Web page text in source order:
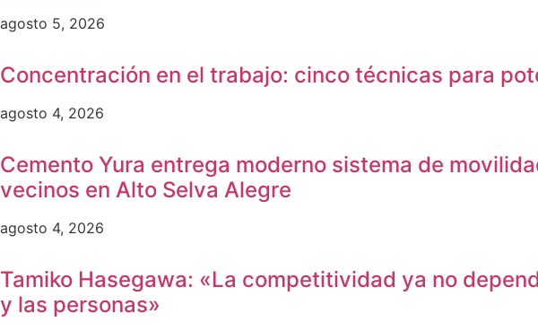
agosto 5, 2026
Concentración en el trabajo: cinco técnicas para
agosto 4, 2026
Cemento Yura entrega moderno sistema de
vecinos en Alto Selva Alegre
agosto 4, 2026
Tamiko Hasegawa: «La competitividad ya no
y las personas»